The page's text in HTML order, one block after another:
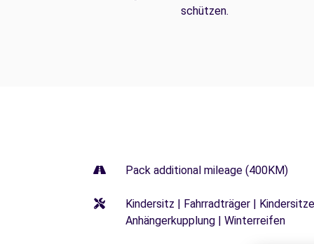
schützen.
Pack additional mileage (400KM)
Kindersitz | Fahrradträger |
Anhängerkupplung | Winterreifen